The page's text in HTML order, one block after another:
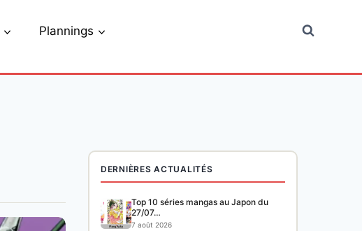
Plannings
DERNIÈRES ACTUALITÉS
Top 10 séries mangas au Japon du
27/07…
7 août 2026